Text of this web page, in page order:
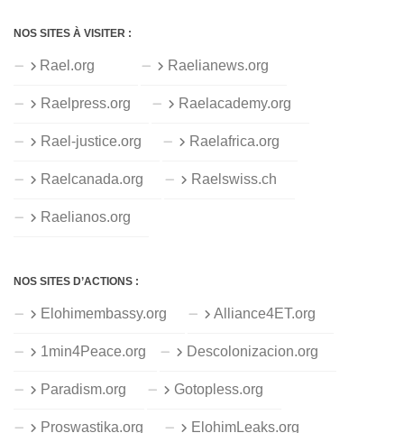
NOS SITES À VISITER :
Rael.org Raelianews.org
Raelpress.org Raelacademy.org
Rael-justice.org Raelafrica.org
Raelcanada.org Raelswiss.ch
Raelianos.org
NOS SITES D’ACTIONS :
Elohimembassy.org Alliance4ET.org
1min4Peace.org Descolonizacion.org
Paradism.org Gotopless.org
Proswastika.org ElohimLeaks.org